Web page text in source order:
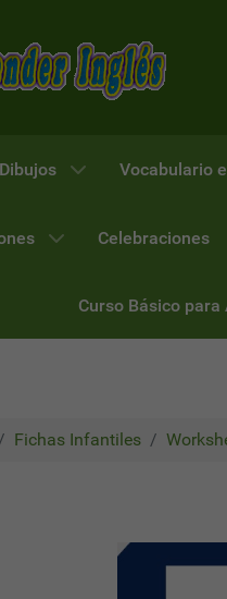
Vocabulario
Celebraciones
Curso Básico
Fichas Infantiles